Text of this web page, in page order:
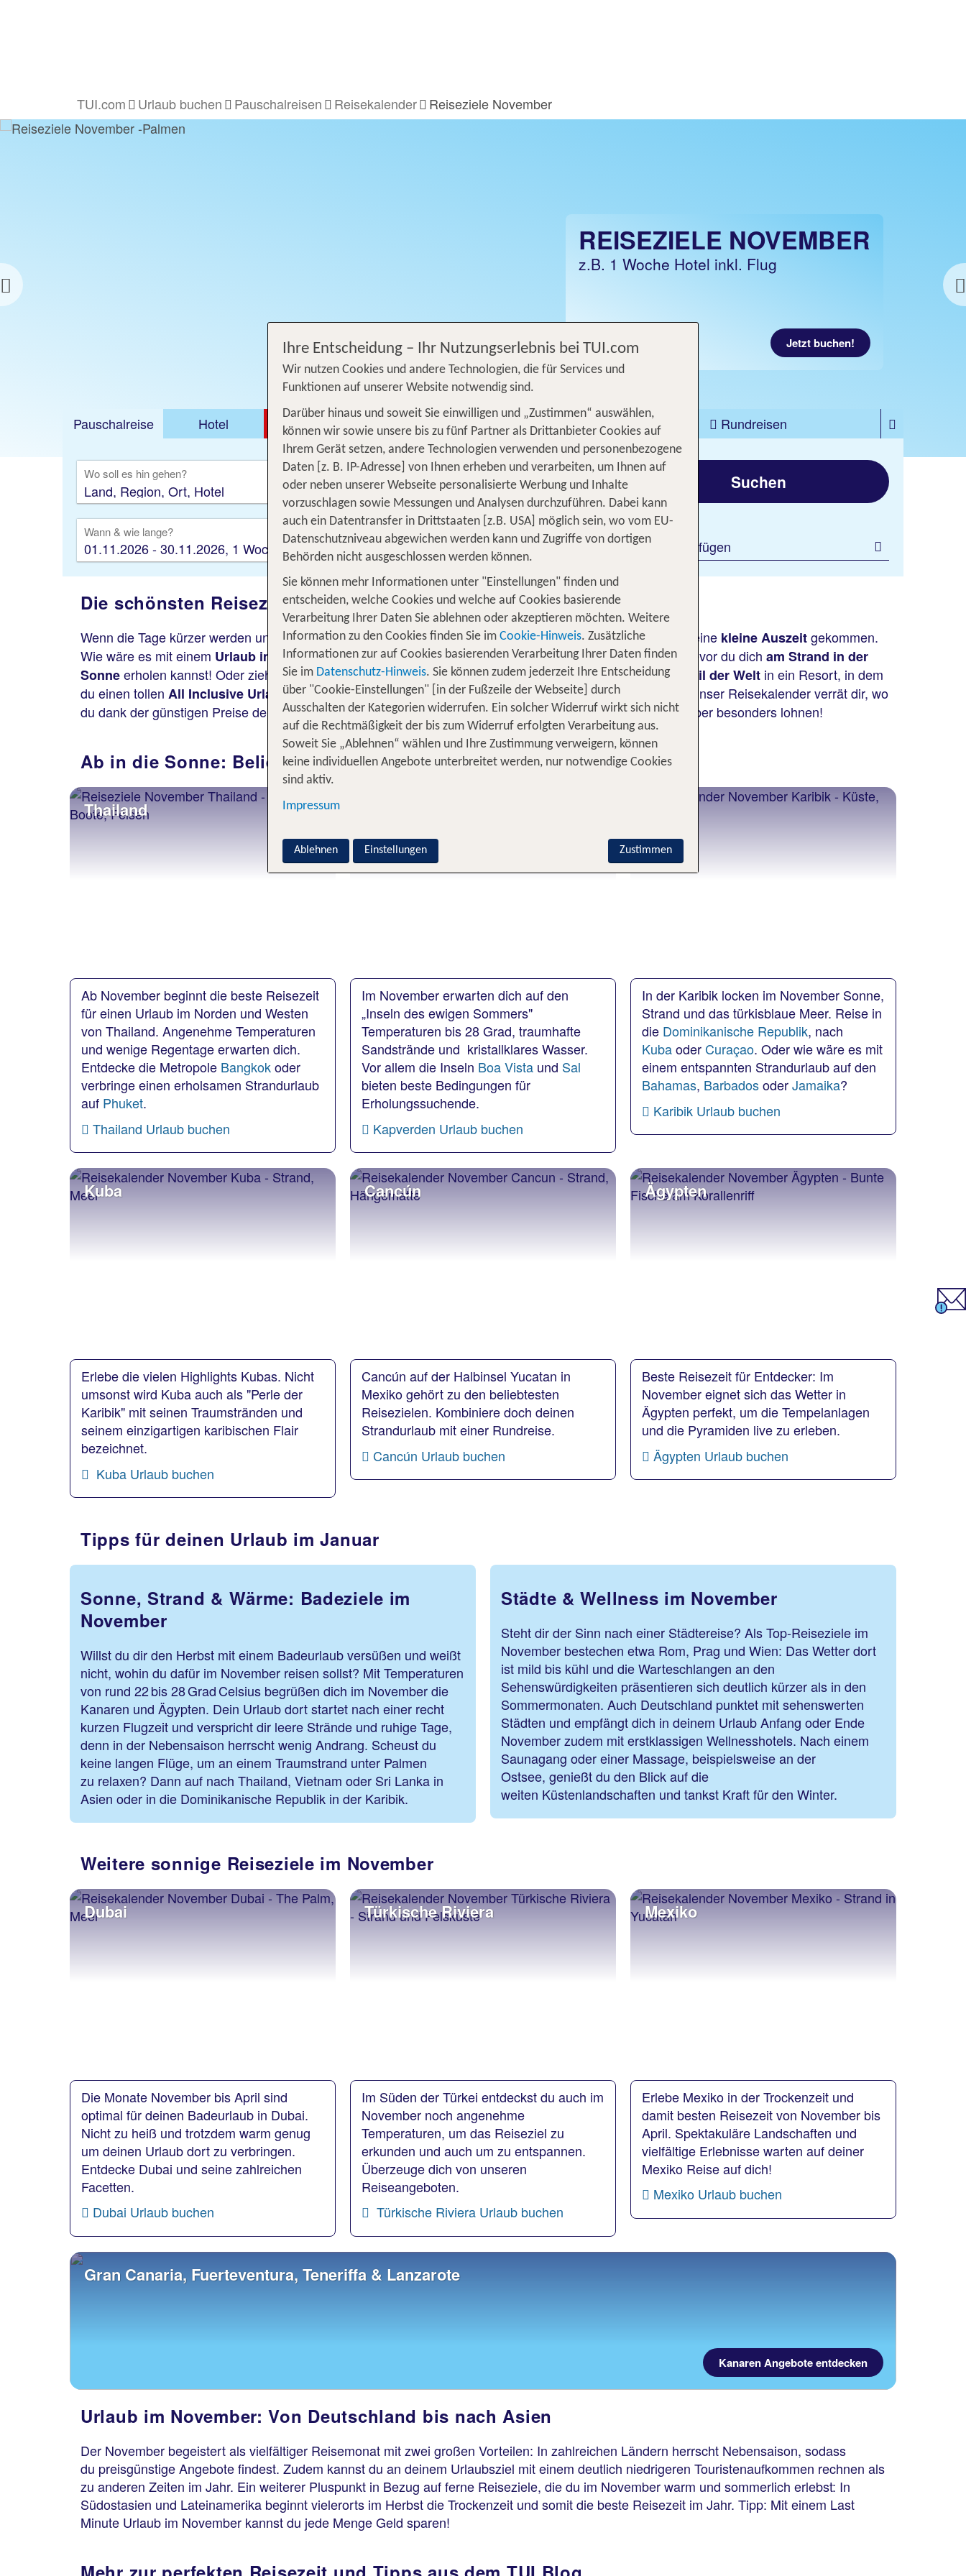
TUI.com Urlaub buchen Pauschalreisen Reisekalender Reiseziele November
Previous
REISEZIELE NOVEMBER
z.B. 1 Woche Hotel inkl. Flug
Jetzt buchen!
Pauschalreise Hotel DEALS Flug Ferienhaus Mietwagen Kreuzfahrten
Rundreisen
Ausflüge
Camper Privattransfer Zusatzleistungen
Wo soll es hin gehen? Von wo?
Beliebig
Wann & wie lange?
01.11.2026 - 30.11.2026, 1 Woche
Wer reist mit?
2 Erwachsene
Suchen
Filter hinzufügen
Die schönsten Reiseziele für den November
Wenn die Tage kürzer werden und der Herbst langsam in den Winter übergeht, ist der perfekte Moment für eine kleine Auszeitgekommen.
Wie wäre es mit einem Urlaub im November, in dem es warm ist? Oft genügt schon eine kurze Flugzeit, bevor du dich am Strand in der
Sonneerholen kannst! Oder zieht es dich in einWellnesshotel in Deutschlandoder in denexotischen Teil der Welt in ein Resort, in dem
du einen tollen All Inclusive Urlaubverbringst? Der November hält als Reisemonat viele Optionen bereit. Unser Reisekalender verrät dir, wo
du dank der günstigen Preise der Nebensaison kräftig sparen kannst und welche Reiseziele sich im November besonders lohnen!
Ab in die Sonne: Beliebte Reiseziele im November
Thailand
Ab November beginnt die beste Reisezeit
für einen Urlaub im Norden und Westen
von Thailand. Angenehme Temperaturen
und wenige Regentage erwarten dich.
Entdecke die Metropole Bangkokoder
verbringe einen erholsamen Strandurlaub
auf Phuket.
Thailand Urlaub buchen
Im November erwarten dich auf den
„Inseln des ewigen Sommers"
Temperaturen bis 28 Grad, traumhafte
Sandstrände und kristallklares Wasser.
Vor allem die Inseln Boa Vista und Sal
bieten beste Bedingungen für
Erholungssuchende.
Kapverden Urlaub buchen
In der Karibik locken im November Sonne,
Strand und das türkisblaue Meer. Reise in
die Dominikanische Republik, nach
Kubaoder Curaçao. Oder wie wäre es mit
einem entspannten Strandurlaub auf den
Bahamas, BarbadosoderJamaika?
Karibik Urlaub buchen
Kuba
Erlebe die vielen Highlights Kubas. Nicht
umsonst wird Kuba auch als "Perle der
Karibik" mit seinen Traumstränden und
seinem einzigartigen karibischen Flair
bezeichnet.
Kuba Urlaub buchen
Cancún
Cancún auf der Halbinsel Yucatan in
Mexiko gehört zu den beliebtesten
Reisezielen. Kombiniere doch deinen
Strandurlaub mit einer Rundreise.
Cancún Urlaub buchen
Ägypten
Beste Reisezeit für Entdecker: Im
November eignet sich das Wetter in
Ägypten perfekt, um die Tempelanlagen
und die Pyramiden live zu erleben.
Ägypten Urlaub buchen
Tipps für deinen Urlaub im Januar
Sonne, Strand & Wärme: Badeziele im
November
Willst du dir den Herbst mit einem Badeurlaub versüßen und weißt
nicht, wohin du dafür im November reisen sollst? Mit Temperaturen
von rund 22 bis 28 Grad Celsius begrüßen dich im November die
Kanaren und Ägypten. Dein Urlaub dort startet nach einer recht
kurzen Flugzeit und verspricht dir leere Strände und ruhige Tage,
denn in der Nebensaison herrscht wenig Andrang. Scheust du
keine langen Flüge, um an einem Traumstrand unter Palmen
zu relaxen? Dann auf nach Thailand, Vietnam oder Sri Lanka in
Asien oder in die Dominikanische Republik in der Karibik.
Städte & Wellness im November
Steht dir der Sinn nach einer Städtereise? Als Top-Reiseziele im
November bestechen etwa Rom, Prag und Wien: Das Wetter dort
ist mild bis kühl und die Warteschlangen an den
Sehenswürdigkeiten präsentieren sich deutlich kürzer als in den
Sommermonaten. Auch Deutschland punktet mit sehenswerten
Städten und empfängt dich in deinem Urlaub Anfang oder Ende
November zudem mit erstklassigen Wellnesshotels. Nach einem
Saunagang oder einer Massage, beispielsweise an der
Ostsee, genießt du den Blick auf die
weiten Küstenlandschaften und tankst Kraft für den Winter.
Weitere sonnige Reiseziele im November
Dubai
Die Monate November bis April sind
optimal für deinen Badeurlaub in Dubai.
Nicht zu heiß und trotzdem warm genug
um deinen Urlaub dort zu verbringen.
Entdecke Dubai und seine zahlreichen
Facetten.
Dubai Urlaub buchen
Türkische Riviera
Im Süden der Türkei entdeckst du auch im
November noch angenehme
Temperaturen, um das Reiseziel zu
erkunden und auch um zu entspannen.
Überzeuge dich von unseren
Reiseangeboten.
Türkische Riviera Urlaub buchen
Mexiko
Erlebe Mexiko in der Trockenzeit und
damit besten Reisezeit von November bis
April. Spektakuläre Landschaften und
vielfältige Erlebnisse warten auf deiner
Mexiko Reise auf dich!
Mexiko Urlaub buchen
Gran Canaria, Fuerteventura, Teneriffa & Lanzarote
Kanaren Angebote entdecken
Urlaub im November: Von Deutschland bis nach Asien
Der November begeistert als vielfältiger Reisemonat mit zwei großen Vorteilen: In zahlreichen Ländern herrscht Nebensaison, sodass
du preisgünstige Angebote findest. Zudem kannst du an deinem Urlaubsziel mit einem deutlich niedrigeren Touristenaufkommen rechnen als
zu anderen Zeiten im Jahr. Ein weiterer Pluspunkt in Bezug auf ferne Reiseziele, die du im November warm und sommerlich erlebst: In
Südostasien und Lateinamerika beginnt vielerorts im Herbst die Trockenzeit und somit die beste Reisezeit im Jahr. Tipp: Mit einem Last
Minute Urlaub im November kannst du jede Menge Geld sparen!
Ihre Entscheidung – Ihr Nutzungserlebnis bei TUI.com
Wir nutzen Cookies und andere Technologien, die für Services und
Funktionen auf unserer Website notwendig sind.
Darüber hinaus und soweit Sie einwilligen und „Zustimmen“ auswählen,
können wir sowie unsere bis zu fünf Partner als Drittanbieter Cookies auf
Ihrem Gerät setzen, andere Technologien verwenden und personenbezogene
Daten [z. B. IP-Adresse] von Ihnen erheben und verarbeiten, um Ihnen auf
oder neben unserer Webseite personalisierte Werbung und Inhalte
vorzuschlagen sowie Messungen und Analysen durchzuführen. Dabei kann
auch ein Datentransfer in Drittstaaten [z.B. USA] möglich sein, wo vom EU-
Datenschutzniveau abgewichen werden kann und Zugriffe von dortigen
Behörden nicht ausgeschlossen werden können.
Sie können mehr Informationen unter "Einstellungen" finden und
entscheiden, welche Cookies und welche auf Cookies basierende
Verarbeitung Ihrer Daten Sie ablehnen oder akzeptieren möchten. Weitere
Information zu den Cookies finden Sie im Cookie-Hinweis. Zusätzliche
Informationen zur auf Cookies basierenden Verarbeitung Ihrer Daten finden
Sie im Datenschutz-Hinweis. Sie können zudem jederzeit Ihre Entscheidung
über "Cookie-Einstellungen" [in der Fußzeile der Webseite] durch
Ausschalten der Kategorien widerrufen. Ein solcher Widerruf wirkt sich nicht
auf die Rechtmäßigkeit der bis zum Widerruf erfolgten Verarbeitung aus.
Soweit Sie „Ablehnen“ wählen und Ihre Zustimmung verweigern, können
keine individuellen Angebote unterbreitet werden, nur notwendige Cookies
sind aktiv.
Impressum
Zustimmen
Ablehnen Einstellungen